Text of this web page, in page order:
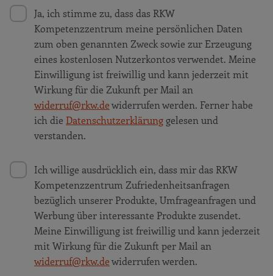
Ja, ich stimme zu, dass das RKW
Kompetenzzentrum meine persönlichen Daten
zum oben genannten Zweck sowie zur Erzeugung
eines kostenlosen Nutzerkontos verwendet. Meine
Einwilligung ist freiwillig und kann jederzeit mit
Wirkung für die Zukunft per Mail an
widerruf@rkw.dewiderrufen werden. Ferner habe
ich die Datenschutzerklärunggelesen und
verstanden.
Ich willige ausdrücklich ein, dass mir das RKW
Kompetenzzentrum Zufriedenheitsanfragen
bezüglich unserer Produkte, Umfrageanfragen und
Werbung über interessante Produkte zusendet.
Meine Einwilligung ist freiwillig und kann jederzeit
mit Wirkung für die Zukunft per Mail an
widerruf@rkw.dewiderrufen werden.